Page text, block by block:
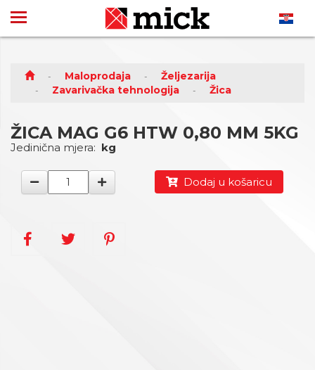
Maloprodaja
Željezarija
Zavarivačka tehnologija
Žica
ŽICA MAG G6 HTW 0,80 MM 5KG
Jedinična mjera: kg
Dodaj u košaricu